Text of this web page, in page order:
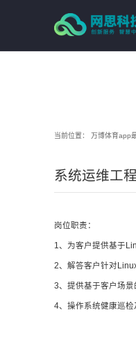
当前位置： 万博体育app
系统运维工
岗位职责：
1、为客户提供基于
2、解答客户针对
3、提供基于客户场景
4、操作系统健康巡